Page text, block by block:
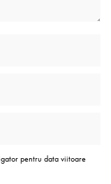
pentru data viitoare